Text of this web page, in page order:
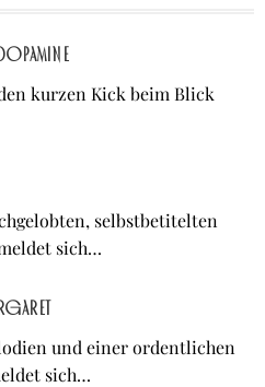
kurzen Kick beim Blick
selbstbetitelten
sich…
und einer ordentlichen
sich…